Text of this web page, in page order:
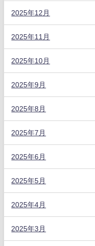
2025年12月
2025年11月
2025年10月
2025年9月
2025年8月
2025年7月
2025年6月
2025年5月
2025年4月
2025年3月